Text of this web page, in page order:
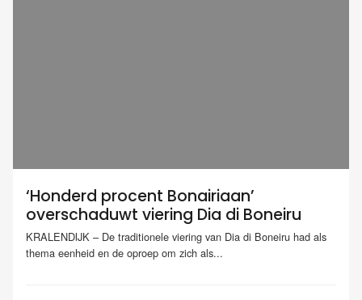
‘Honderd procent Bonairiaan’
overschaduwt viering Dia di Boneiru
KRALENDIJK – De traditionele viering van Dia di Boneiru had als
thema eenheid en de oproep om zich als...